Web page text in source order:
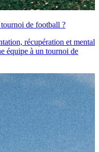
de football ?
récupération et mental
équipe à un tournoi de